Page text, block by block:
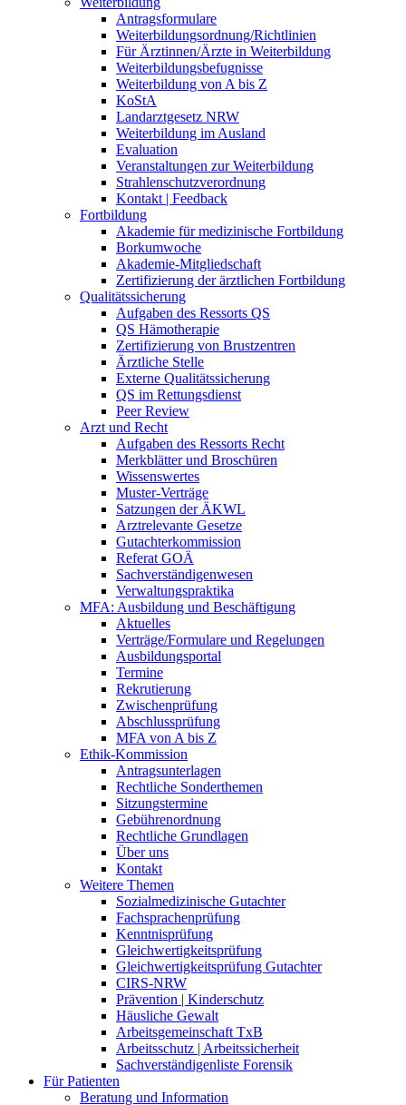
Antragsformulare
Weiterbildungsordnung/Richtlinien
Für Ärztinnen/Ärzte in Weiterbildung
Weiterbildungsbefugnisse
Weiterbildung von A bis Z
KoStA
Landarztgesetz NRW
Weiterbildung im Ausland
Evaluation
Veranstaltungen zur Weiterbildung
Strahlenschutzverordnung
Kontakt | Feedback
Fortbildung
Akademie für medizinische Fortbildung
Borkumwoche
Akademie-Mitgliedschaft
Zertifizierung der ärztlichen Fortbildung
Qualitätssicherung
Aufgaben des Ressorts QS
QS Hämotherapie
Zertifizierung von Brustzentren
Ärztliche Stelle
Externe Qualitätssicherung
QS im Rettungsdienst
Peer Review
Arzt und Recht
Aufgaben des Ressorts Recht
Merkblätter und Broschüren
Wissenswertes
Muster-Verträge
Satzungen der ÄKWL
Arztrelevante Gesetze
Gutachterkommission
Referat GOÄ
Sachverständigenwesen
Verwaltungspraktika
MFA: Ausbildung und Beschäftigung
Aktuelles
Verträge/Formulare und Regelungen
Ausbildungsportal
Termine
Rekrutierung
Zwischenprüfung
Abschlussprüfung
MFA von A bis Z
Ethik-Kommission
Antragsunterlagen
Rechtliche Sonderthemen
Sitzungstermine
Gebührenordnung
Rechtliche Grundlagen
Über uns
Kontakt
Weitere Themen
Sozialmedizinische Gutachter
Fachsprachenprüfung
Kenntnisprüfung
Gleichwertigkeitsprüfung
Gleichwertigkeitsprüfung Gutachter
CIRS-NRW
Prävention | Kinderschutz
Häusliche Gewalt
Arbeitsgemeinschaft TxB
Arbeitsschutz | Arbeitssicherheit
Sachverständigenliste Forensik
Für Patienten
Beratung und Information